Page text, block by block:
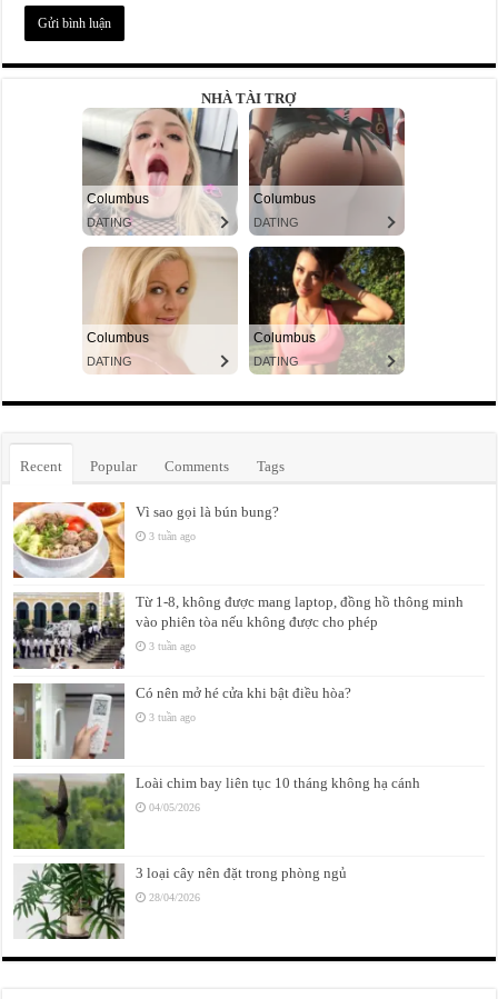
NHÀ TÀI TRỢ
Recent Popular Comments Tags
Vì sao gọi là bún bung?
3 tuần ago
Từ 1-8, không được mang laptop, đồng hồ thông minh
vào phiên tòa nếu không được cho phép
3 tuần ago
Có nên mở hé cửa khi bật điều hòa?
3 tuần ago
Loài chim bay liên tục 10 tháng không hạ cánh
04/05/2026
3 loại cây nên đặt trong phòng ngủ
28/04/2026